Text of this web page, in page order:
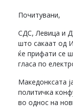
Почитувани,
СДС, Левица и
што сакаат од
ќе прифати се
гласа по
Македонксата
политичка
во однос на